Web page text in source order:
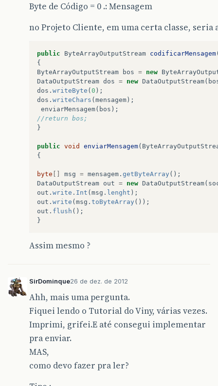
Byte de Código = 0 .: Mensagem
no Projeto Cliente, em uma certa classe, seria
public ByteArrayOutputStream codificarMensagem
{
ByteArrayOutputStream
bos = new
DataOutputStream dos = new DataOutputStream(
dos . writeByte ( 0 );
dos . writeChars ( mensagem );
enviarMensagem( bos );
//return bos;
}
public void enviarMensagem(
{
byte msg = mensagem . getByteArray ();
DataOutputStream out = new DataOutputStream(
out . write . Int ( msg . lenght );
out . write ( msg . toByteArray ());
out . flush ();
}
Assim mesmo ?
SirDominque26 de dez. de 2012
Ahh, mais uma pergunta.
Fiquei lendo o Tutorial do Viny, várias vezes.
Imprimi, grifei.E até consegui implementar
pra enviar.
MAS,
como devo fazer pra ler?